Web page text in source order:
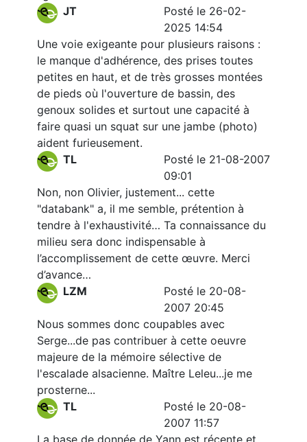
JT
Posté le 26-02-
2025 14:54
Une voie exigeante pour plusieurs raisons :
le manque d'adhérence, des prises toutes
petites en haut, et de très grosses montées
de pieds où l'ouverture de bassin, des
genoux solides et surtout une capacité à
faire quasi un squat sur une jambe (photo)
aident furieusement.
TL
Posté le 21-08-2007
09:01
Non, non Olivier, justement... cette
"databank" a, il me semble, prétention à
tendre à l'exhaustivité… Ta connaissance du
milieu sera donc indispensable à
l’accomplissement de cette œuvre. Merci
d’avance…
LZM
Posté le 20-08-
2007 20:45
Nous sommes donc coupables avec
Serge...de pas contribuer à cette oeuvre
majeure de la mémoire sélective de
l'escalade alsacienne. Maître Leleu...je me
prosterne...
TL
Posté le 20-08-
2007 11:57
La base de donnée de Yann est récente et